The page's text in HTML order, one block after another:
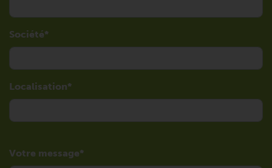
Société
Localisation
Votre message